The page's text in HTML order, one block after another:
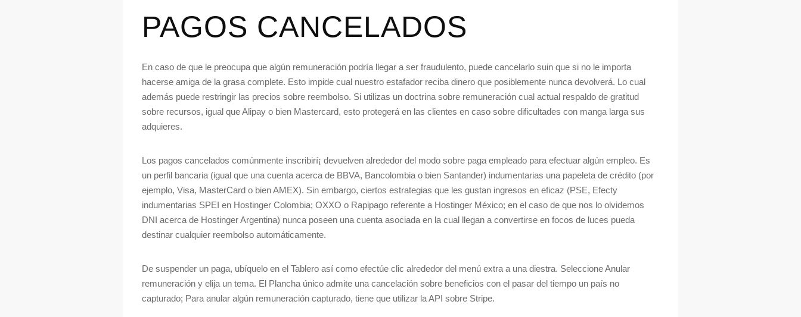
PAGOS CANCELADOS
En caso de que le preocupa que algún remuneración podrí­a llegar a ser fraudulento, puede cancelarlo suin que si no le importa
hacerse amiga de la grasa complete. Esto impide cual nuestro estafador reciba dinero que posiblemente nunca devolverá. Lo cual
además puede restringir las precios sobre reembolso. Si utilizas un doctrina sobre remuneración cual actual respaldo de gratitud
sobre recursos, igual que Alipay o bien Mastercard, esto protegerá en las clientes en caso sobre dificultades con manga larga sus
adquieres.
Los pagos cancelados comúnmente inscribirí¡ devuelven alrededor del modo sobre paga empleado para efectuar algún empleo. Es
un perfil bancaria (igual que una cuenta acerca de BBVA, Bancolombia o bien Santander) indumentarias una papeleta de crédito (por
ejemplo, Visa, MasterCard o bien AMEX). Sin embargo, ciertos estrategias que les gustan ingresos en eficaz (PSE, Efecty
indumentarias SPEI en Hostinger Colombia; OXXO o Rapipago referente a Hostinger México; en el caso de que nos lo olvidemos
DNI acerca de Hostinger Argentina) nunca poseen una cuenta asociada en la cual llegan a convertirse en focos de luces pueda
destinar cualquier reembolso automáticamente.
De suspender un paga, ubíquelo en el Tablero así­ como efectúe clic alrededor del menú extra a una diestra. Seleccione Anular
remuneración y elija un tema. El Plancha único admite una cancelación sobre beneficios con el pasar del tiempo un país no
capturado; Para anular algún remuneración capturado, tiene que utilizar la API sobre Stripe.